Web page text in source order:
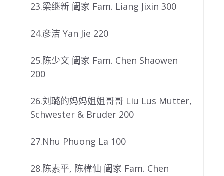
23.梁继新 阖家 Fam. Liang Jixin 300
24.彦洁 Yan Jie 220
25.陈少文 阖家 Fam. Chen Shaowen
200
26.刘璐的妈妈姐姐哥哥 Liu Lus Mutter,
Schwester & Bruder 200
27.Nhu Phuong La 100
28.陈素平, 陈椲仙 阖家 Fam. Chen